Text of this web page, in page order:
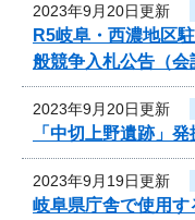
2023年9月20日更新
R5岐阜・西濃地区
般競争入札公告（会
2023年9月20日更新
「中切上野遺跡」
2023年9月19日更新
岐阜県庁舎で使用